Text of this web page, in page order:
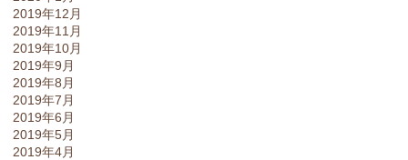
2019年12月
2019年11月
2019年10月
2019年9月
2019年8月
2019年7月
2019年6月
2019年5月
2019年4月